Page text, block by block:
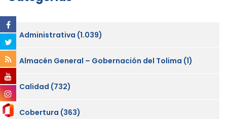
Administrativa (1.039)
Almacén General – Gobernación del Tolima (1)
Calidad (732)
Cobertura (363)